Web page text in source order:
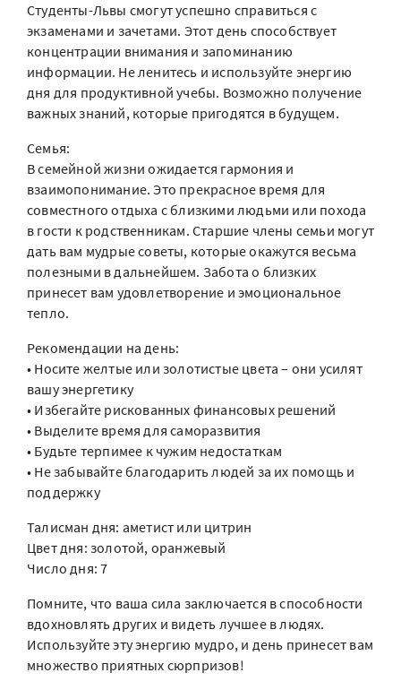
Студенты-Львы смогут успешно справиться с
экзаменами и зачетами. Этот день способствует
концентрации внимания и запоминанию
информации. Не ленитесь и используйте энергию
дня для продуктивной учебы. Возможно получение
важных знаний, которые пригодятся в будущем.
Семья:
В семейной жизни ожидается гармония и
взаимопонимание. Это прекрасное время для
совместного отдыха с близкими людьми или похода
в гости к родственникам. Старшие члены семьи могут
дать вам мудрые советы, которые окажутся весьма
полезными в дальнейшем. Забота о близких
принесет вам удовлетворение и эмоциональное
тепло.
Рекомендации на день:
• Носите желтые или золотистые цвета – они усилят
вашу энергетику
• Избегайте рискованных финансовых решений
• Выделите время для саморазвития
• Будьте терпимее к чужим недостаткам
• Не забывайте благодарить людей за их помощь и
поддержку
Талисман дня: аметист или цитрин
Цвет дня: золотой, оранжевый
Число дня: 7
Помните, что ваша сила заключается в способности
вдохновлять других и видеть лучшее в людях.
Используйте эту энергию мудро, и день принесет вам
множество приятных сюрпризов!